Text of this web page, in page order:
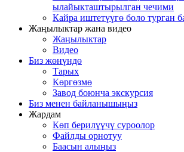
ылайыкташтырылган чечими
Кайра иштетүүгө боло турган
Жаңылыктар жана видео
Жаңылыктар
Видео
Биз жөнүндө
Тарых
Көргөзмө
Завод боюнча экскурсия
Биз менен байланышыңыз
Жардам
Көп берилүүчү суроолор
Файлды орнотуу
Баасын алыңыз